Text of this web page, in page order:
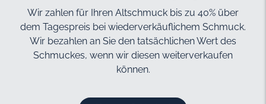
Wir zahlen für Ihren Altschmuck bis zu 40% über
dem Tagespreis bei wiederverkäuflichem Schmuck.
Wir bezahlen an Sie den tatsächlichen Wert des
Schmuckes, wenn wir diesen weiterverkaufen
können.